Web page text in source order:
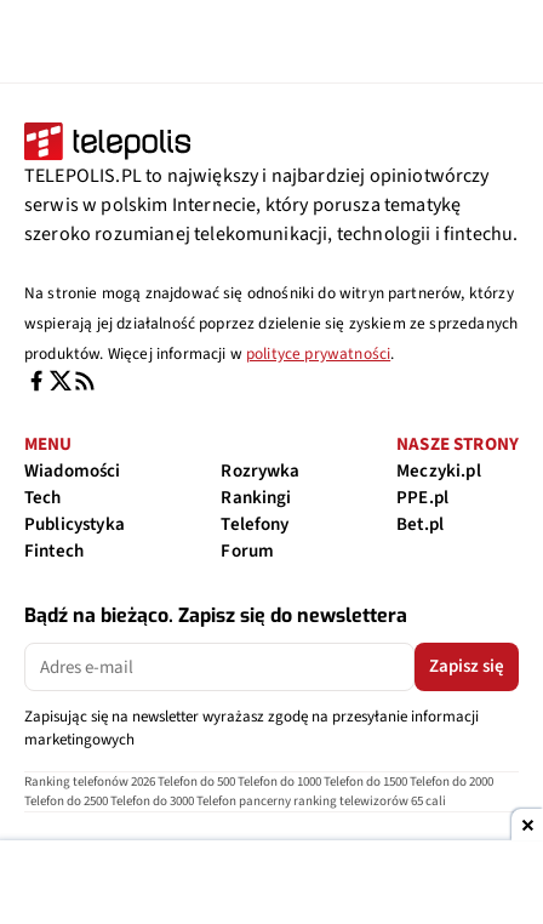
TELEPOLIS.PL to największy i najbardziej opiniotwórczy
serwis w polskim Internecie, który porusza tematykę
szeroko rozumianej telekomunikacji, technologii i fintechu.
Na stronie mogą znajdować się odnośniki do witryn partnerów, którzy
wspierają jej działalność poprzez dzielenie się zyskiem ze sprzedanych
produktów. Więcej informacji w polityce prywatności.
MENU
Wiadomości
Tech
Publicystyka
Fintech
Rozrywka
Rankingi
Telefony
Forum
NASZE STRONY
Meczyki.pl
PPE.pl
Bet.pl
Bądź na bieżąco. Zapisz się do newslettera
Zapisz się
Zapisując się na newsletter wyrażasz zgodę na przesyłanie informacji
marketingowych
Ranking telefonów 2026Telefon do 500Telefon do 1000Telefon do 1500Telefon do 2000
Telefon do 2500Telefon do 3000Telefon pancerny ranking telewizorów 65 cali